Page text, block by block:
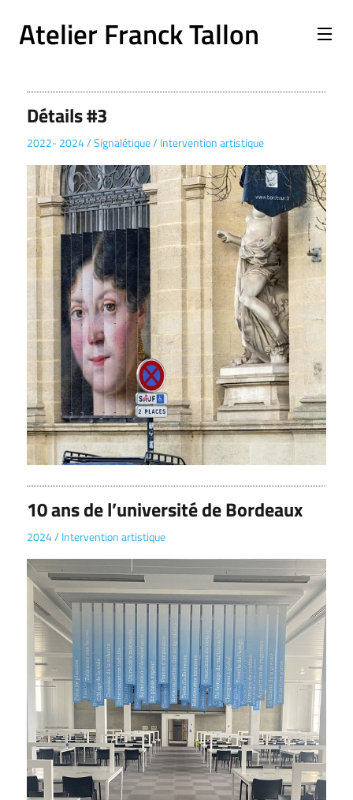
Atelier Franck Tallon
Détails #3
2022- 2024/Signalétique/Intervention artistique
10 ans de l’université de Bordeaux
2024/Intervention artistique